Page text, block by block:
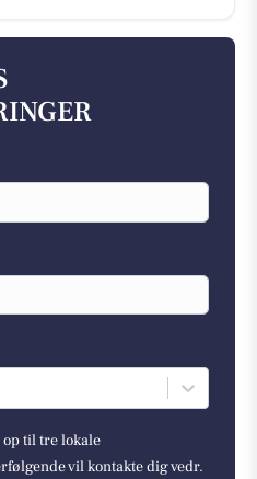
til tre lokale
vil kontakte dig vedr.